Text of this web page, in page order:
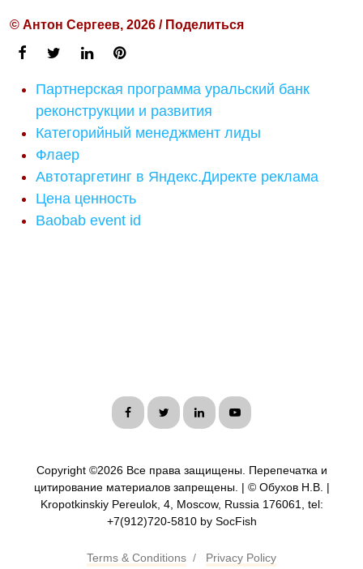
© Антон Сергеев, 2026 / Поделиться
Партнерская программа уральский банк
реконструкции и развития
Категорийный менеджмент лиды
Флаер
Автотаргетинг в Яндекс.Директе реклама
Цена ценность
Baobab event id
Copyright ©2026 Все права защищены. Перепечатка и
цитирование материалов запрещены. | © Обухов Н.В. |
Kropotkinskiy Pereulok, 4, Moscow, Russia 176061, tel:
+7(912)720-5810 by SocFish
Terms & Conditions / Privacy Policy